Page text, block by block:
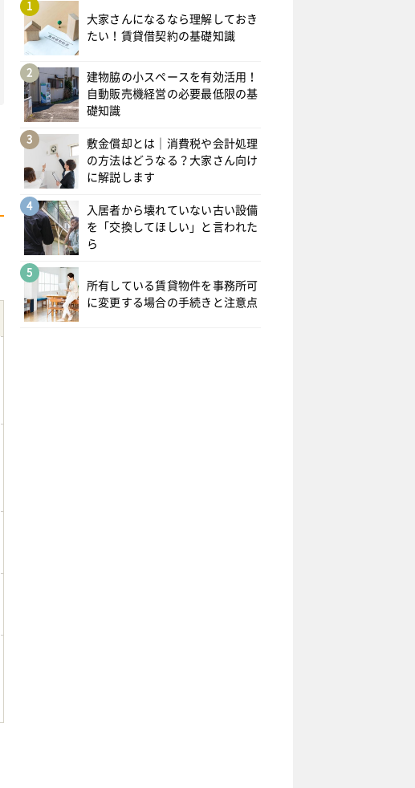
1
大家さんになるなら理解しておき
たい！賃貸借契約の基礎知識
2
建物脇の小スペースを有効活用！
自動販売機経営の必要最低限の基
礎知識
3
敷金償却とは｜消費税や会計処理
の方法はどうなる？大家さん向け
に解説します
4
入居者から壊れていない古い設備
を「交換してほしい」と言われた
ら
5
所有している賃貸物件を事務所可
に変更する場合の手続きと注意点